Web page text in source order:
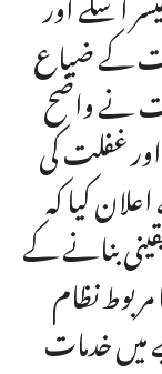
کے ضیاع
نے واضح
اور غفلت کی
کیا کہ
بنانے کے
نظام
میں خدمات